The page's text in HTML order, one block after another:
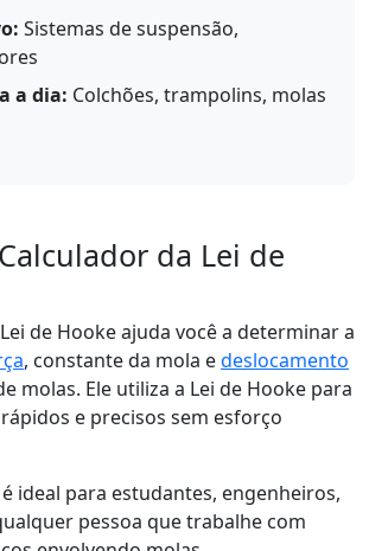
Sistemas de suspensão,
a dia: Colchões, trampolins, molas
da Lei de
de Hooke ajuda você a determinar a
, constante da mola edeslocamento
molas. Ele utiliza a Lei de Hooke para
e precisos sem esforço
ideal para estudantes, engenheiros,
pessoa que trabalhe com